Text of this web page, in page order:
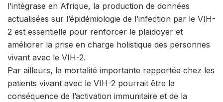
l’intégrase en Afrique, la production de données
actualisées sur l’épidémiologie de l’infection par le VIH-
2 est essentielle pour renforcer le plaidoyer et
améliorer la prise en charge holistique des personnes
vivant avec le VIH-2.
Par ailleurs, la mortalité importante rapportée chez les
patients vivant avec le VIH-2 pourrait être la
conséquence de l’activation immunitaire et de la